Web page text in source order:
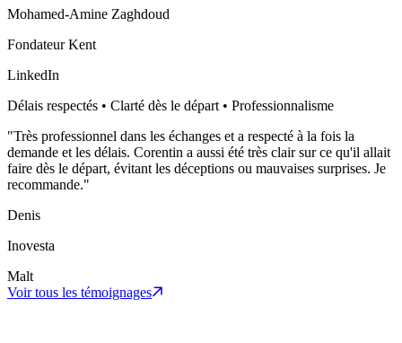
Mohamed-Amine Zaghdoud
Fondateur Kent
LinkedIn
Délais respectés • Clarté dès le départ • Professionnalisme
"Très professionnel dans les échanges et a respecté à la fois la
demande et les délais. Corentin a aussi été très clair sur ce qu'il allait
faire dès le départ, évitant les déceptions ou mauvaises surprises. Je
recommande."
Denis
Inovesta
Malt
Voir tous les témoignages